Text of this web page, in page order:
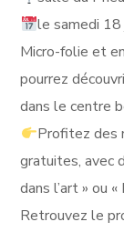
le samedi 18
Micro-folie et
pourrez
dans le centre
Profitez des
gratuites, avec
dans l’art » ou
Retrouvez le